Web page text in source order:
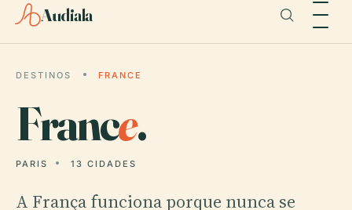
Audiala
DESTINOS FRANCE
France.
PARIS 13 CIDADES
A França funciona porque nunca se